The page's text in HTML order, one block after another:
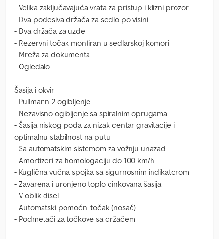
- Velika zaključavajuća vrata za pristup i klizni prozor
- Dva podesiva držača za sedlo po visini
- Dva držača za uzde
- Rezervni točak montiran u sedlarskoj komori
- Mreža za dokumenta
- Ogledalo
Šasija i okvir
- Pullmann 2 ogibljenje
- Nezavisno ogibljenje sa spiralnim oprugama
- Šasija niskog poda za nizak centar gravitacije i
optimalnu stabilnost na putu
- Sa automatskim sistemom za vožnju unazad
- Amortizeri za homologaciju do 100 km/h
- Kuglična vučna spojka sa sigurnosnim indikatorom
- Zavarena i uronjeno toplo cinkovana šasija
- V-oblik disel
- Automatski pomoćni točak (nosač)
- Podmetači za točkove sa držačem